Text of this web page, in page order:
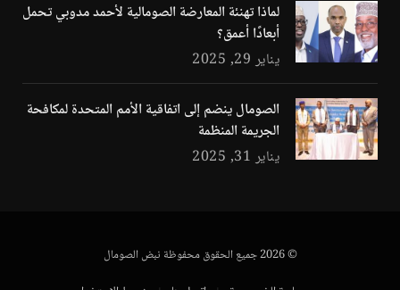
لماذا تهنئة المعارضة الصومالية لأحمد مدوبي تحمل
أبعادًا أعمق؟
يناير 29, 2025
الصومال ينضم إلى اتفاقية الأمم المتحدة لمكافحة
الجريمة المنظمة
يناير 31, 2025
© 2026 جميع الحقوق محفوظة نبض الصومال